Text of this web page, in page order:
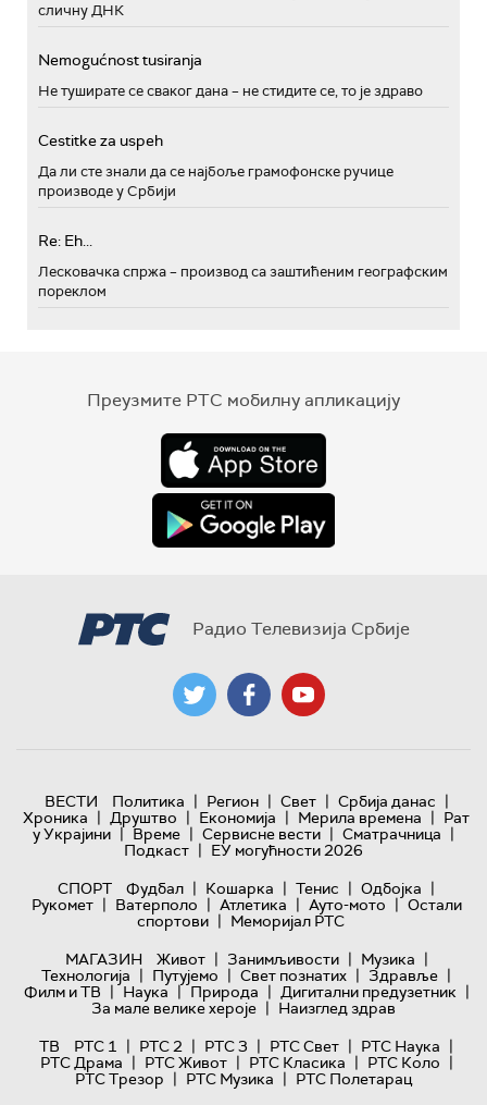
сличну ДНК
Nemogućnost tusiranja
Не туширате се сваког дана – не стидите се, то је здраво
Cestitke za uspeh
Да ли сте знали да се најбоље грамофонске ручице
производе у Србији
Re: Eh...
Лесковачка спржа – производ са заштићеним географским
пореклом
Преузмите РТС мобилну апликацију
Радио Телевизија Србије
ВЕСТИ Политика | Регион | Свет | Србија данас |
Хроника | Друштво | Економија | Мерила времена | Рат
у Украјини | Време | Сервисне вести | Сматрачница |
Подкаст | ЕУ могућности 2026
СПОРТ
Фудбал | Кошарка | Тенис | Одбојка |
Рукомет | Ватерполо | Атлетика | Ауто-мото | Остали
спортови | Меморијал РТС
МАГАЗИН
Живот | Занимљивости | Музика |
Технологијa | Путујемо | Свет познатих | Здравље |
Филм и ТВ | Наука | Природа | Дигитални предузетник |
За мале велике хероје | Наизглед здрав
ТВ
РТС 1 | РТС 2 | РТС 3 | РТС Свет | РТС Наука |
РТС Драма | РТС Живот | РТС Класика | РТС Коло |
РТС Трезор | РТС Музика | РТС Полетарац